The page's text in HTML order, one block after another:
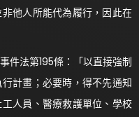
他人所能代為履行，因此在
件法第195條：「以直接強制
計畫；必要時，得不先通知
人員、醫療救護單位、學校